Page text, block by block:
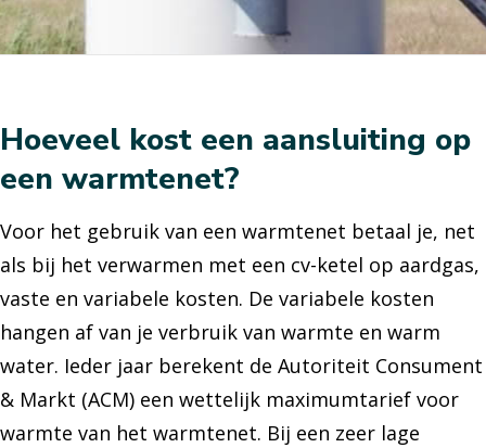
Hoeveel kost een aansluiting op
een warmtenet?
Voor het gebruik van een warmtenet betaal je, net
als bij het verwarmen met een cv-ketel op aardgas,
vaste en variabele kosten. De variabele kosten
hangen af van je verbruik van warmte en warm
water. Ieder jaar berekent de Autoriteit Consument
& Markt (ACM) een wettelijk maximumtarief voor
warmte van het warmtenet. Bij een zeer lage